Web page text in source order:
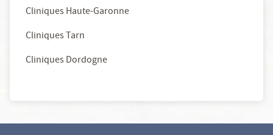
Cliniques Haute-Garonne
Cliniques Tarn
Cliniques Dordogne